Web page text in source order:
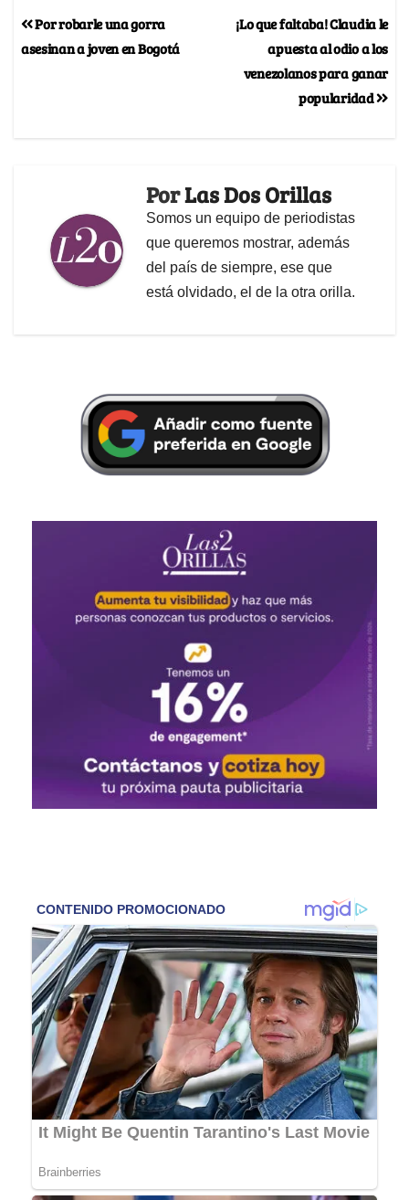
¡Lo que faltaba! Claudia le
apuesta al odio a los
venezolanos para ganar
popularidad
Por robarle una gorra
asesinan a joven en Bogotá
PorLas Dos Orillas
Somos un equipo de periodistas
que queremos mostrar, además
del país de siempre, ese que
está olvidado, el de la otra orilla.